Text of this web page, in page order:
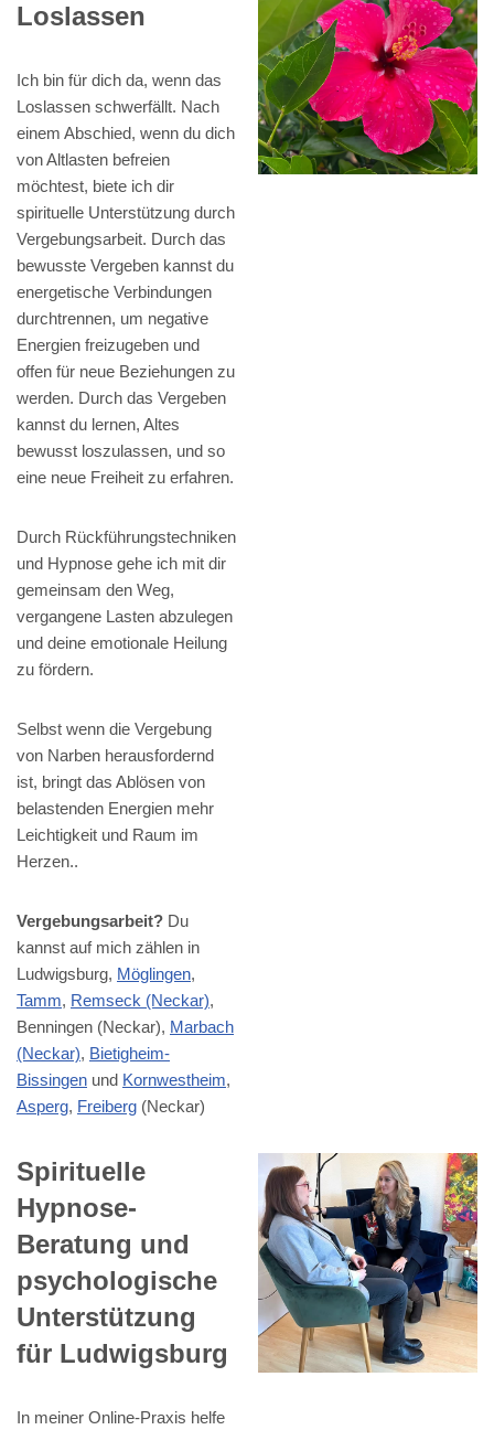
Loslassen
Ich bin für dich da, wenn das
Loslassen schwerfällt. Nach
einem Abschied, wenn du dich
von Altlasten befreien
möchtest, biete ich dir
spirituelle Unterstützung durch
Vergebungsarbeit. Durch das
bewusste Vergeben kannst du
energetische Verbindungen
durchtrennen, um negative
Energien freizugeben und
offen für neue Beziehungen zu
werden. Durch das Vergeben
kannst du lernen, Altes
bewusst loszulassen, und so
eine neue Freiheit zu erfahren.
Durch Rückführungstechniken
und Hypnose gehe ich mit dir
gemeinsam den Weg,
vergangene Lasten abzulegen
und deine emotionale Heilung
zu fördern.
Selbst wenn die Vergebung
von Narben herausfordernd
ist, bringt das Ablösen von
belastenden Energien mehr
Leichtigkeit und Raum im
Herzen..
Vergebungsarbeit? Du
kannst auf mich zählen in
Ludwigsburg, Möglingen,
Tamm, Remseck (Neckar),
Benningen (Neckar), Marbach
(Neckar), Bietigheim-
Bissingen und Kornwestheim,
Asperg, Freiberg (Neckar)
Spirituelle
Hypnose-
Beratung und
psychologische
Unterstützung
für Ludwigsburg
In meiner Online-Praxis helfe